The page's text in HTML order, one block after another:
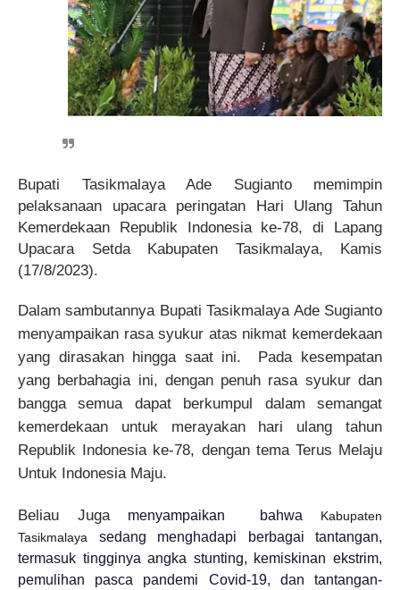
Bupati Tasikmalaya Ade Sugianto memimpin
pelaksanaan upacara peringatan Hari Ulang Tahun
Kemerdekaan Republik Indonesia ke-78, di Lapang
Upacara Setda Kabupaten Tasikmalaya, Kamis
(17/8/2023).
Dalam sambutannya Bupati Tasikmalaya Ade Sugianto
menyampaikan rasa syukur atas nikmat kemerdekaan
yang dirasakan hingga saat ini. Pada kesempatan
yang berbahagia ini, dengan penuh rasa syukur dan
bangga semua dapat berkumpul dalam semangat
kemerdekaan untuk merayakan hari ulang tahun
Republik Indonesia ke-78, dengan tema Terus Melaju
Untuk Indonesia Maju.
Beliau Juga menyampaikan bahwa Kabupaten
Tasikmalaya sedang menghadapi berbagai tantangan,
termasuk tingginya angka stunting, kemiskinan ekstrim,
pemulihan pasca pandemi Covid-19, dan tantangan-